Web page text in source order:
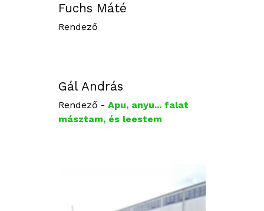
Fuchs Máté
Rendező
Gál András
Rendező - Apu, anyu... falat
másztam, és leestem